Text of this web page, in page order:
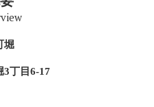
堀
3丁目6-17